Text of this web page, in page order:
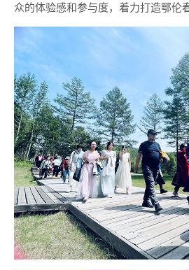
众的体验感和参与度，着力打造鄂伦